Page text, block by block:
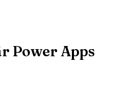
Power Apps